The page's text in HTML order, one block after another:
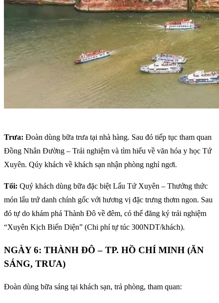
Trưa: Đoàn dùng bữa trưa tại nhà hàng. Sau đó tiếp tục tham quan
Đồng Nhân Đường – Trải nghiệm và tìm hiểu về văn hóa y học Tứ
Xuyên. Qúy khách về khách sạn nhận phòng nghỉ ngơi.
Tối: Quý khách dùng bữa đặc biệt Lẩu Tứ Xuyên – Thưởng thức
món lẩu trứ danh chính gốc với hương vị đặc trưng thơm ngon. Sau
đó tự do khám phá Thành Đô về đêm, có thể đăng ký trải nghiệm
“Xuyên Kịch Biến Diện” (Chi phí tự túc 300NDT/khách).
NGÀY 6: THÀNH ĐÔ – TP. HỒ CHÍ MINH (ĂN
SÁNG, TRƯA)
Đoàn dùng bữa sáng tại khách sạn, trả phòng, tham quan: